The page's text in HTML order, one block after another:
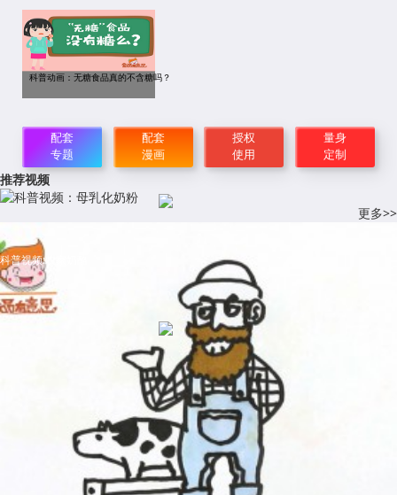
科普动画：无糖食品真的不含糖吗？
配套
专题
配套
漫画
授权
使用
量身
定制
推荐视频
更多>>
科普视频：母乳化奶粉
科普视频:农家奶酪